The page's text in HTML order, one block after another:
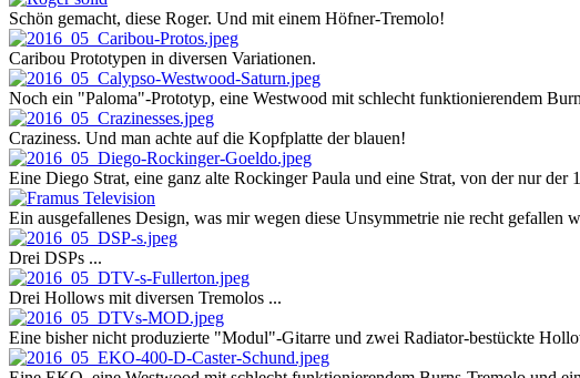
Schön gemacht, diese Roger. Und mit einem Höfner-Tremolo!
Caribou Prototypen in diversen Variationen.
Noch ein "Paloma"-Prototyp, eine Westwood mit schlecht funktionierendem
Craziness. Und man achte auf die Kopfplatte der blauen!
Eine Diego Strat, eine ganz alte Rockinger Paula und eine Strat, von der nur der
Ein ausgefallenes Design, was mir wegen diese Unsymmetrie nie recht gefallen
Drei DSPs ...
Drei Hollows mit diversen Tremolos ...
Eine bisher nicht produzierte "Modul"-Gitarre und zwei Radiator-bestückte